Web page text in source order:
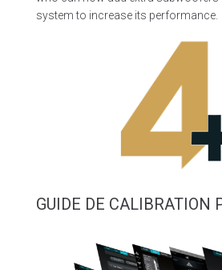
system to increase its performance.
GUIDE DE CALIBRATION